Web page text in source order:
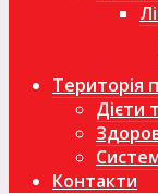
Територія
Дієти
Контакти